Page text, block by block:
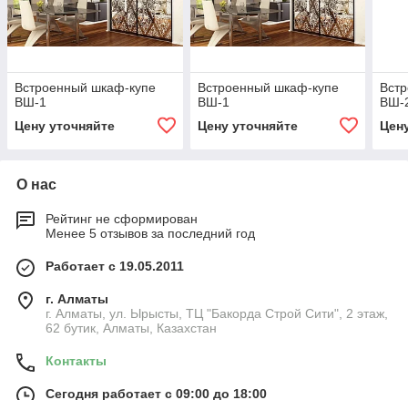
Встроенный шкаф-купе
ВШ-1
Цену уточняйте
Встроенный шкаф-купе
ВШ-1
Цену уточняйте
ВШ-
О нас
Рейтинг не сформирован
Менее 5 отзывов за последний год
Работает с 19.05.2011
г. Алматы
г. Алматы, ул. Ырысты, ТЦ "Бакорда Строй Сити", 2 этаж,
62 бутик, Алматы, Казахстан
Контакты
Сегодня работает с 09:00 до 18:00